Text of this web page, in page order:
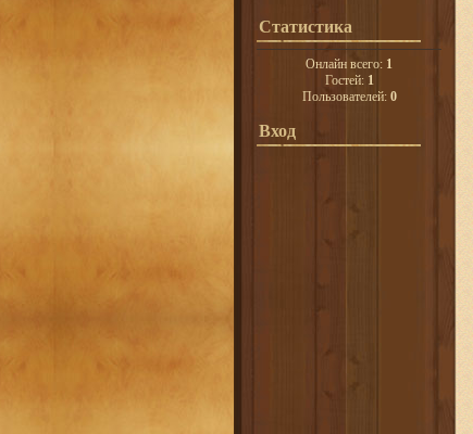
Статистика
Онлайн всего: 1
Гостей: 1
Пользователей: 0
Вход